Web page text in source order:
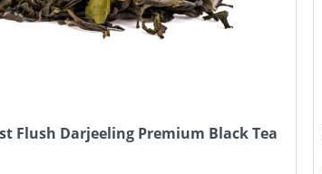
Flush Darjeeling Premium Black Tea